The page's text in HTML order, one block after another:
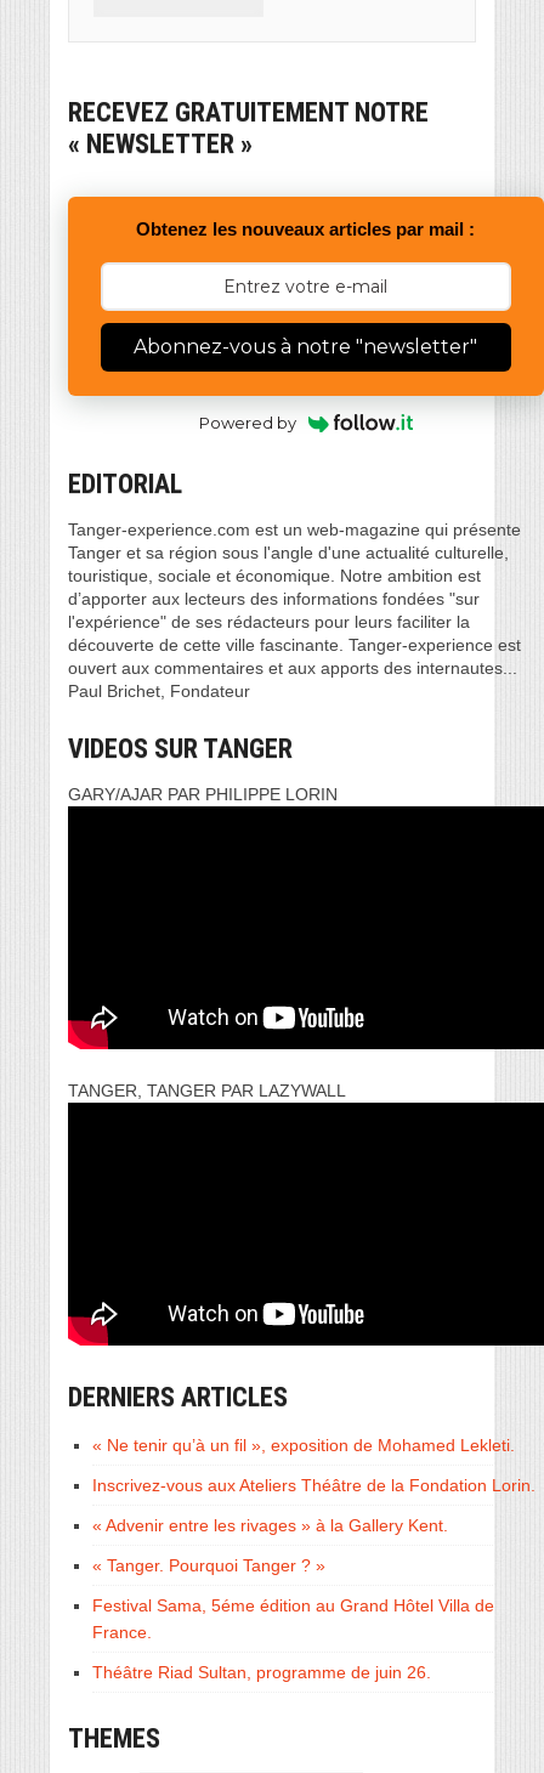
RECEVEZ GRATUITEMENT NOTRE
« NEWSLETTER »
Obtenez les nouveaux articles par mail :
Abonnez-vous à notre "newsletter"
Powered by
EDITORIAL
Tanger-experience.com est un web-magazine qui présente
Tanger et sa région sous l'angle d'une actualité culturelle,
touristique, sociale et économique. Notre ambition est
d’apporter aux lecteurs des informations fondées "sur
l'expérience" de ses rédacteurs pour leurs faciliter la
découverte de cette ville fascinante. Tanger-experience est
ouvert aux commentaires et aux apports des internautes...
Paul Brichet, Fondateur
VIDEOS SUR TANGER
GARY/AJAR PAR PHILIPPE LORIN
TANGER, TANGER PAR LAZYWALL
DERNIERS ARTICLES
« Ne tenir qu’à un fil », exposition de Mohamed Lekleti.
Inscrivez-vous aux Ateliers Théâtre de la Fondation Lorin.
« Advenir entre les rivages » à la Gallery Kent.
« Tanger. Pourquoi Tanger ? »
Festival Sama, 5éme édition au Grand Hôtel Villa de
France.
Théâtre Riad Sultan, programme de juin 26.
THEMES